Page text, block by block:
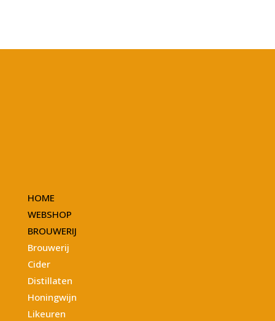
HOME
WEBSHOP
BROUWERIJ
Brouwerij
Cider
Distillaten
Honingwijn
Likeuren